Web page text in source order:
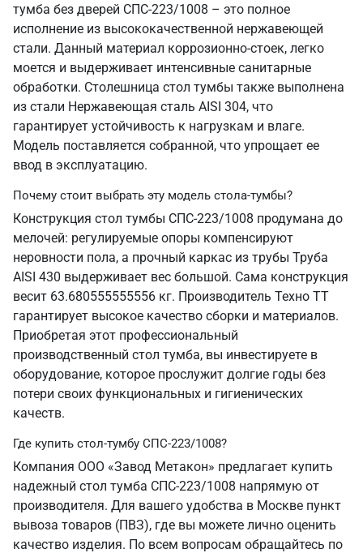
тумба без дверей СПС-223/1008 – это полное
исполнение из высококачественной нержавеющей
стали. Данный материал коррозионно-стоек, легко
моется и выдерживает интенсивные санитарные
обработки. Столешница стол тумбы также выполнена
из стали Нержавеющая сталь AISI 304, что
гарантирует устойчивость к нагрузкам и влаге.
Модель поставляется собранной, что упрощает ее
ввод в эксплуатацию.
Почему стоит выбрать эту модель стола-тумбы?
Конструкция стол тумбы СПС-223/1008 продумана до
мелочей: регулируемые опоры компенсируют
неровности пола, а прочный каркас из трубы Труба
AISI 430 выдерживает вес большой. Сама конструкция
весит 63.680555555556 кг. Производитель Техно ТТ
гарантирует высокое качество сборки и материалов.
Приобретая этот профессиональный
производственный стол тумба, вы инвестируете в
оборудование, которое прослужит долгие годы без
потери своих функциональных и гигиенических
качеств.
Где купить стол-тумбу СПС-223/1008?
Компания ООО «Завод Метакон» предлагает купить
надежный стол тумба СПС-223/1008 напрямую от
производителя. Для вашего удобства в Москве пункт
вывоза товаров (ПВЗ), где вы можете лично оценить
качество изделия. По всем вопросам обращайтесь по